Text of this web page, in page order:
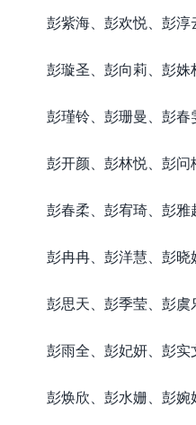
彭紫海、彭欢悦、彭淳
彭璇圣、彭向莉、彭姝
彭瑾铃、彭珊曼、彭春
彭开颜、彭林悦、彭问
彭春柔、彭宥琦、彭雅
彭冉冉、彭洋慧、彭晓
彭思天、彭季莹、彭虞
彭雨全、彭妃妍、彭实
彭焕欣、彭水姗、彭婉